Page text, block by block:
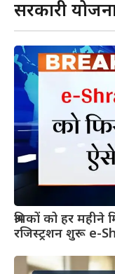
अंतर
सरकारी
श्रमिकों को हर महीने
रजिस्ट्रशन शुरू e-